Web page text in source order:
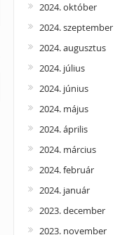
2024. október
2024. szeptember
2024. augusztus
2024. július
2024. június
2024. május
2024. április
2024. március
2024. február
2024. január
2023. december
2023. november